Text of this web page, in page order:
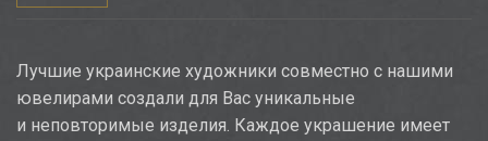
Лучшие украинские художники совместно с нашими
ювелирами создали для Вас уникальные
и неповторимые изделия. Каждое украшение имеет